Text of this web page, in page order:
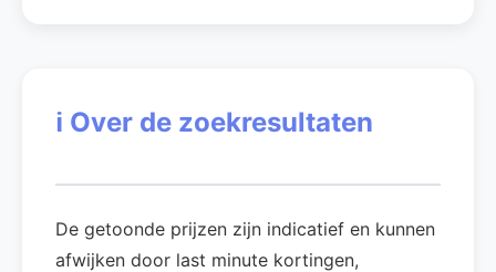
ℹ️ Over de zoekresultaten
De getoonde prijzen zijn indicatief en kunnen
afwijken door last minute kortingen,